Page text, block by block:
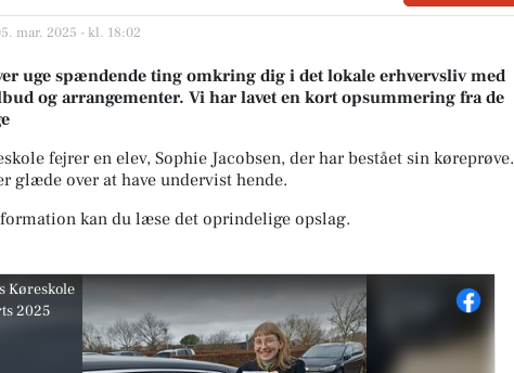
mar. 2025 - kl. 18:02
uge spændende ting omkring dig i det lokale erhvervsliv med
og arrangementer. Vi har lavet en kort opsummering fra de
fejrer en elev, Sophie Jacobsen, der har bestået sin køreprøve.
glæde over at have undervist hende.
kan du læse det oprindelige opslag.
Køreskole
2025